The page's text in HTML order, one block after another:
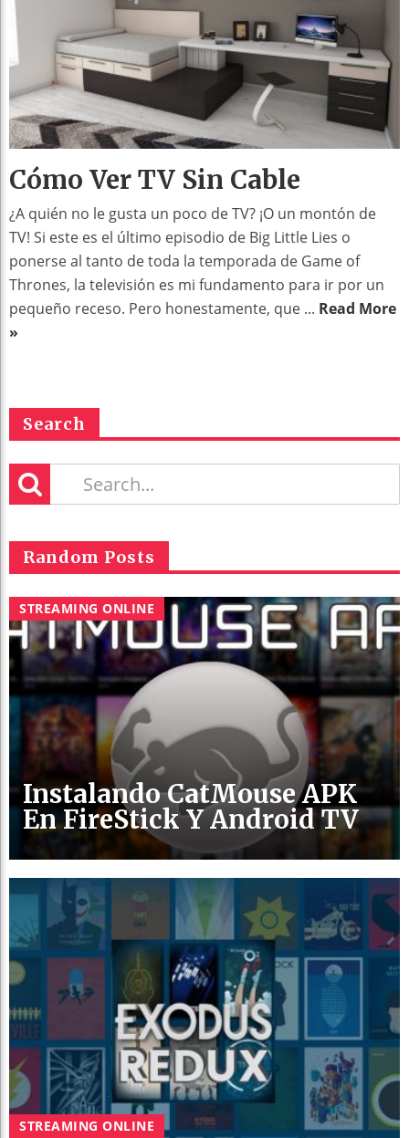
Cómo Ver TV Sin Cable
¿A quién no le gusta un poco de TV? ¡O un montón de
TV! Si este es el último episodio de Big Little Lies o
ponerse al tanto de toda la temporada de Game of
Thrones, la televisión es mi fundamento para ir por un
pequeño receso. Pero honestamente, que ... Read More
»
Search
Random Posts
STREAMING ONLINE
Instalando CatMouse APK
En FireStick Y Android TV
STREAMING ONLINE